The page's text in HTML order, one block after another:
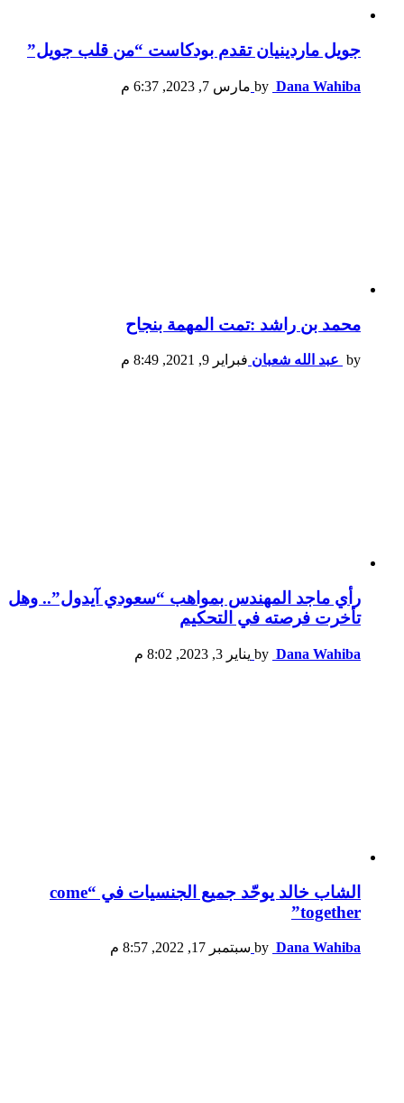
جويل ماردينيان تقدم بودكاست “من قلب جويل”
by Dana Wahiba مارس 7, 2023, 6:37 م
محمد بن راشد :تمت المهمة بنجاح
by عبد الله شعبان فبراير 9, 2021, 8:49 م
رأي ماجد المهندس بمواهب “سعودي آيدول”.. وهل
تأخرت فرصته في التحكيم
by Dana Wahiba يناير 3, 2023, 8:02 م
الشاب خالد يوحّد جميع الجنسيات في “come
together”
by Dana Wahiba سبتمبر 17, 2022, 8:57 م